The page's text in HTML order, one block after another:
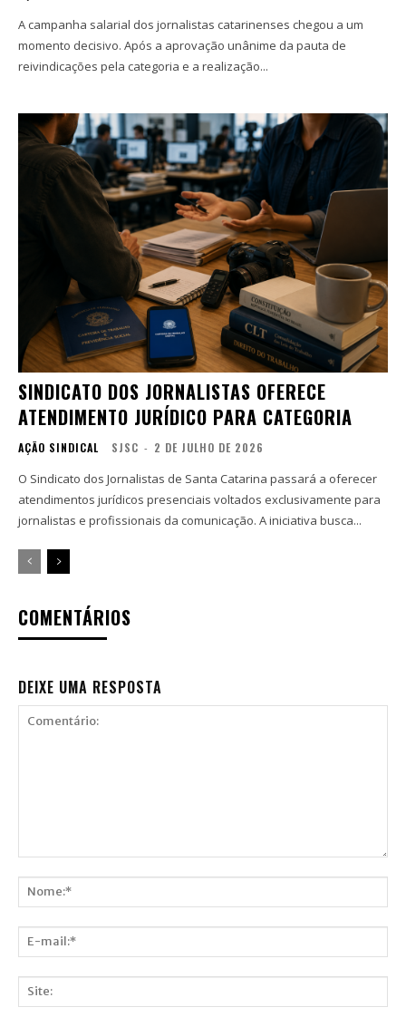
A campanha salarial dos jornalistas catarinenses chegou a um
momento decisivo. Após a aprovação unânime da pauta de
reivindicações pela categoria e a realização...
SINDICATO DOS JORNALISTAS OFERECE
ATENDIMENTO JURÍDICO PARA CATEGORIA
AÇÃO SINDICAL SJSC - 2 DE JULHO DE 2026
O Sindicato dos Jornalistas de Santa Catarina passará a oferecer
atendimentos jurídicos presenciais voltados exclusivamente para
jornalistas e profissionais da comunicação. A iniciativa busca...
COMENTÁRIOS
DEIXE UMA RESPOSTA
mail:*